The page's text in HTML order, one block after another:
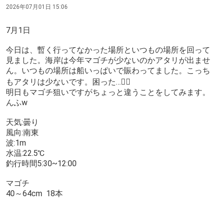
2026年07月01日 15:06
7月1日
今日は、暫く行ってなかった場所といつもの場所を回って
見ました。海岸は今年マゴチが少ないのかアタリが出ませ
ん。いつもの場所は船いっぱいで賑わってました。こっち
もアタリは少ないです。困った…😵‍💫
明日もマゴチ狙いですがちょっと違うことをしてみます。
んふw
天気:曇り
風向:南東
波:1m
水温:22.5℃
釣行時間5:30~12:00
マゴチ
40～64cm 18本